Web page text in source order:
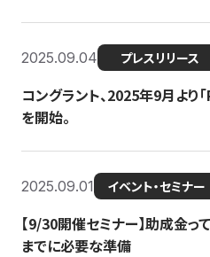
2025.09.04 プレスリリース
コングラント、2025年9月より
を開始。
2025.09.01 イベント・セミナー
【9/30開催セミナー】助成金っ
までに必要な準備